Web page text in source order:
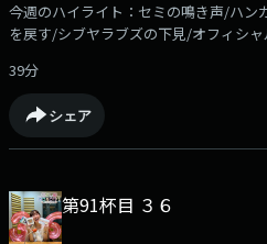
今週のハイライト：セミの鳴き声/ハ
を戻す/シブヤラブズの下見/オフィシ
い/鎌倉に忍ばせる/今週のコーナーはお
お聴きいただけます！https://
7dc4-4ad1-aa4d-
集しています！
のコーナーは●ほかほかSunday「エン
ください。佐藤栞里がそれに答えなが
ールの件名は「ほかさん」でお願いし
39分
シェア
第91杯目 ３６